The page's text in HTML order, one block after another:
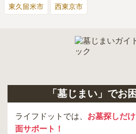
東久留米市 西東京市
「墓じまい」でお
ライフドットでは、 お墓探しだ
面サポート！